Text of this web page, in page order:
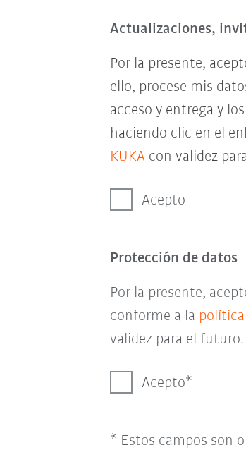
Actualizaciones,
Por la presente,
ello, procese mis
acceso y entrega y
haciendo clic en el
KUKA con validez
Acepto
Protección de datos
Por la presente,
conforme a la
validez para el futuro.
Acepto
* Estos campos son